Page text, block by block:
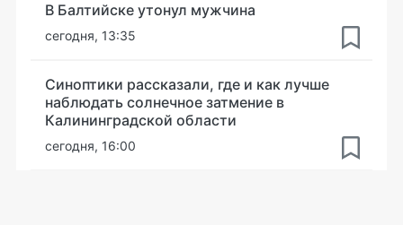
В Балтийске утонул мужчина
сегодня, 13:35
Синоптики рассказали, где и как лучше
наблюдать солнечное затмение в
Калининградской области
сегодня, 16:00